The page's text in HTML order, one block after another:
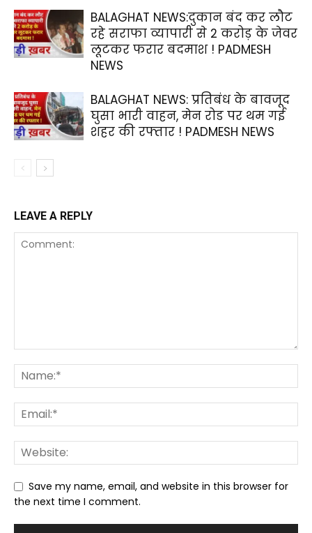
BALAGHAT NEWS:दुकान बंद कर लौट
रहे सराफा व्यापारी से 2 करोड़ के जेवर
लूटकर फरार बदमाश ! PADMESH
NEWS
BALAGHAT NEWS: प्रतिबंध के बावजूद
घुसा भारी वाहन, मेन रोड पर थम गई
शहर की रफ्तार ! PADMESH NEWS
LEAVE A REPLY
Save my name, email, and website in this browser for
the next time I comment.